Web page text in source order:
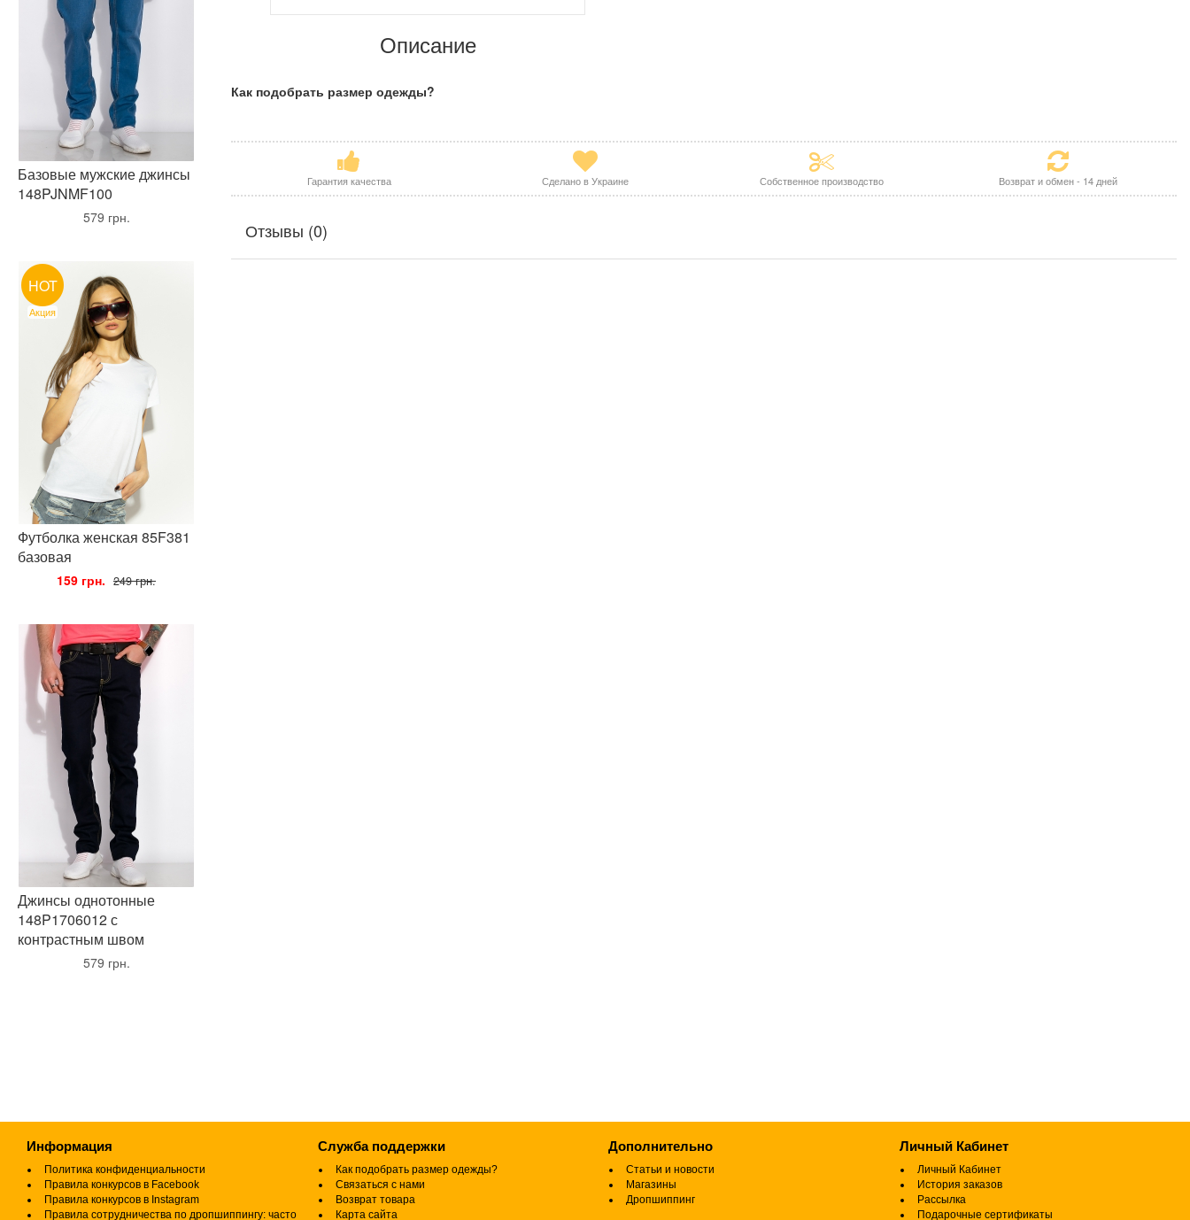
Базовые мужские джинсы
148PJNMF100
579 грн.
HOT
Акция
Футболка женская 85F381
базовая
159 грн. 249 грн.
Джинсы однотонные
148P1706012 с
контрастным швом
579 грн.
Описание
Как подобрать размер одежды?
Гарантия качества Сделано в Украине Собственное производство Возврат и обмен - 14 дней
Отзывы (0)
Информация
Политика конфиденциальности
Правила конкурсов в Facebook
Правила конкурсов в Instagram
Правила сотрудничества по дропшиппингу: часто
Служба поддержки
Как подобрать размер одежды?
Связаться с нами
Возврат товара
Карта сайта
Дополнительно
Статьи и новости
Магазины
Дропшиппинг
Личный Кабинет
Личный Кабинет
История заказов
Рассылка
Подарочные сертификаты